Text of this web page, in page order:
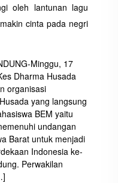
oleh lantunan lagu
cinta pada negri
Minggu, 17
Dharma Husada
organisasi
yang langsung
BEM yaitu
undangan
Barat untuk menjadi
Indonesia ke-
Perwakilan